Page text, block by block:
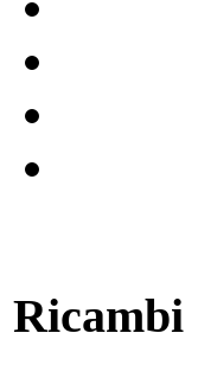
Ricambi